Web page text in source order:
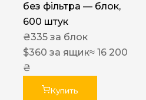
без фільтра — блок,
600 штук
₴335 за блок
$360 за ящик≈ 16 200
₴
Купить